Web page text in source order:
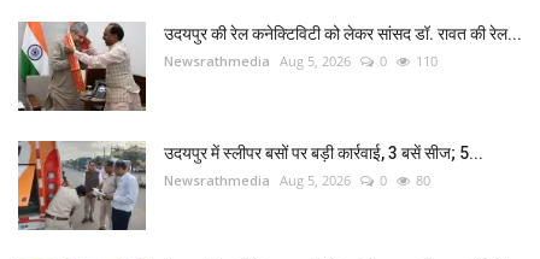
उदयपुर की रेल कनेक्टिविटी को लेकर सांसद डॉ. रावत की रेल...
Newsrathmedia Aug 5, 2026 0 110
उदयपुर में स्लीपर बसों पर बड़ी कार्रवाई, 3 बसें सीज; 5...
Newsrathmedia Aug 5, 2026 0 80